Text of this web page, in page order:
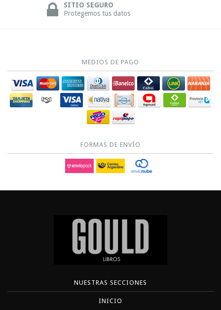
SITIO SEGURO
Protegemos tus datos
MEDIOS DE PAGO
FORMAS DE ENVÍO
NUESTRAS SECCIONES
INICIO